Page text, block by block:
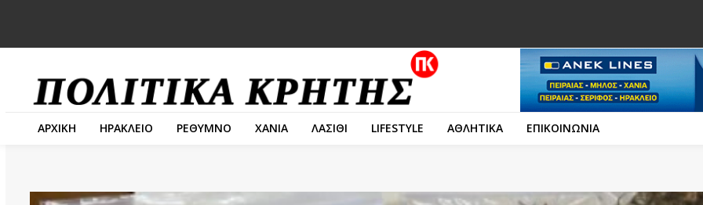
ΑΡΧΙΚΗ ΗΡΑΚΛΕΙΟ ΡΕΘΥΜΝΟ ΧΑΝΙΑ ΛΑΣΙΘΙ LIFESTYLE ΑΘΛΗΤΙΚΑ ΕΠΙΚΟΙΝΩΝΙΑ